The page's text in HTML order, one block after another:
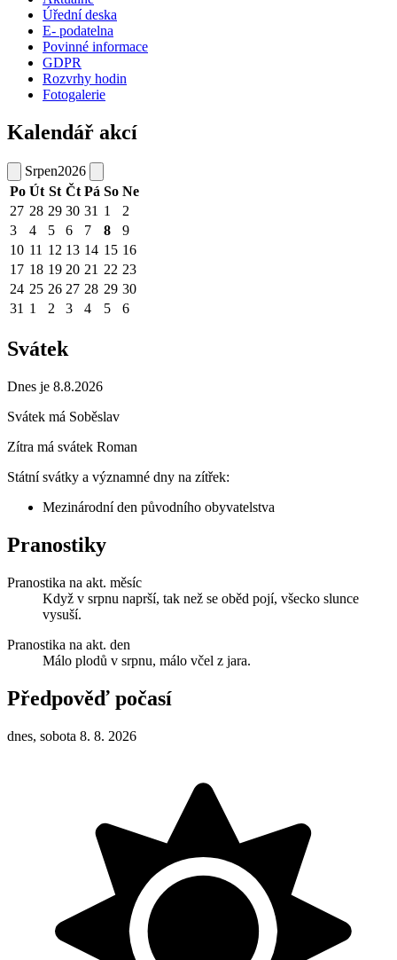
Úřední deska
E- podatelna
Povinné informace
GDPR
Rozvrhy hodin
Fotogalerie
Kalendář akcí
Srpen2026
Po Út St Čt Pá So Ne
27 28 29 30 31 1
2
3
4 5 6 7 8
9
10 11 12 13 14 15 16
17 18 19 20 21 22 23
24 25 26 27 28 29 30
31 1 2 3 4 5 6
Svátek
Dnes je 8.8.2026
Svátek má Soběslav
Zítra má svátek Roman
Státní svátky a významné dny na zítřek:
Mezinárodní den původního obyvatelstva
Pranostiky
Pranostika na akt. měsíc
Když v srpnu naprší, tak než se oběd pojí, všecko slunce
vysuší.
Pranostika na akt. den
Málo plodů v srpnu, málo včel z jara.
Předpověď počasí
dnes, sobota 8. 8. 2026